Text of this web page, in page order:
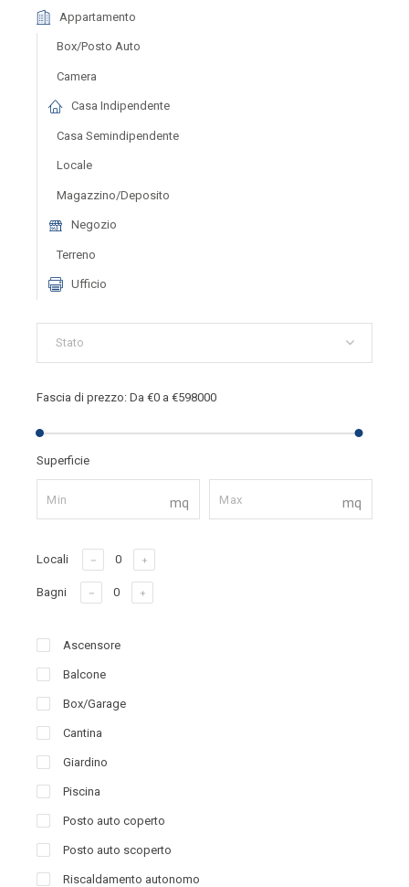
Appartamento
Box/posto Auto
Camera
Casa Indipendente
Casa Semindipendente
Locale
Magazzino/deposito
Negozio
Terreno
Ufficio
Stato
Fascia di prezzo: Da €0 a €598000
Superficie
mq mq
Locali
Bagni
Ascensore
Balcone
Box/Garage
Cantina
Giardino
Piscina
Posto auto coperto
Posto auto scoperto
Riscaldamento autonomo